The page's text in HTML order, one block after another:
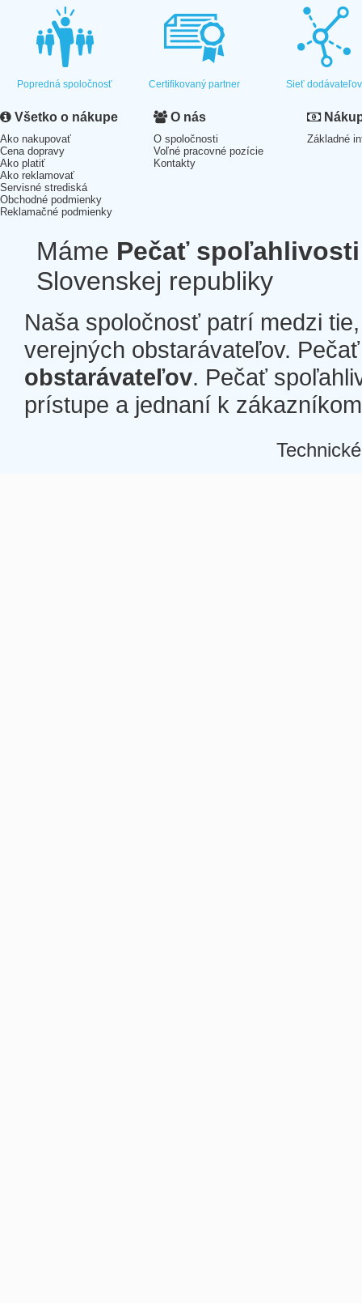
Popredná spoločnosť Certifikovaný partner Sieť dodávateľov
Všetko o nákupe
Ako nakupovať
Cena dopravy
Ako platiť
Ako reklamovať
Servisné strediská
Obchodné podmienky
Reklamačné podmienky
O nás
O spoločnosti
Voľné pracovné pozície
Kontakty
Základné
Máme Pečať spoľahlivosti
Slovenskej republiky
Naša spoločnosť patrí medzi
verejných obstarávateľov.
obstarávateľov. Pečať
prístupe a jednaní k